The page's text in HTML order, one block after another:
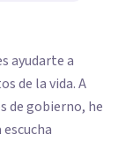
ayudarte a
de la vida. A
de gobierno, he